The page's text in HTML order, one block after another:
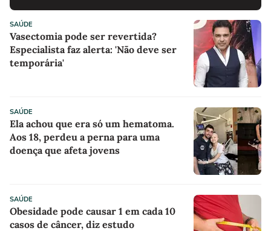
SAÚDE
Vasectomia pode ser revertida?
Especialista faz alerta: 'Não deve ser
temporária'
SAÚDE
Ela achou que era só um hematoma.
Aos 18, perdeu a perna para uma
doença que afeta jovens
SAÚDE
Obesidade pode causar 1 em cada 10
casos de câncer, diz estudo